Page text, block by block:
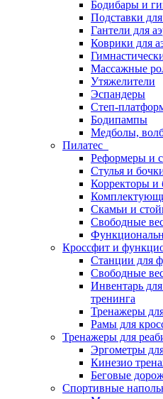
Бодибары и
Подставки
Гантели для
Коврики для
Массажные
Утяжелители
Эспандеры
Степ-
Бодипампы
Медболы,
Пилатес
Реформеры и
Стулья и
Корректоры и
Скамьи и
Свободные
Кроссфит и
Станции для
Свободные
Инвентарь
тренинга
Тренажеры
Рамы для
Тренажеры для
Эргометры
Кинезио
Беговые
Спортивные